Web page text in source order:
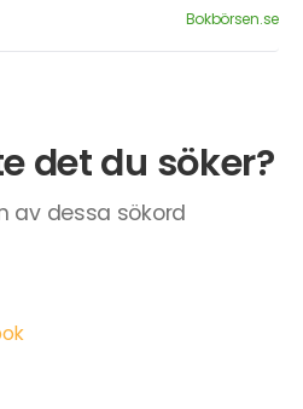
Bokbörsen.se
det du söker?
av dessa sökord